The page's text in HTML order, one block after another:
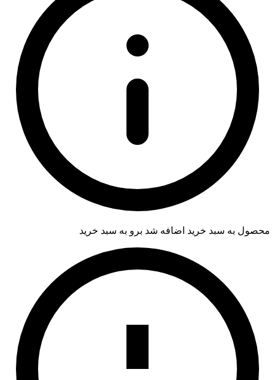
محصول به سبد خرید اضافه شد برو به سبد خرید